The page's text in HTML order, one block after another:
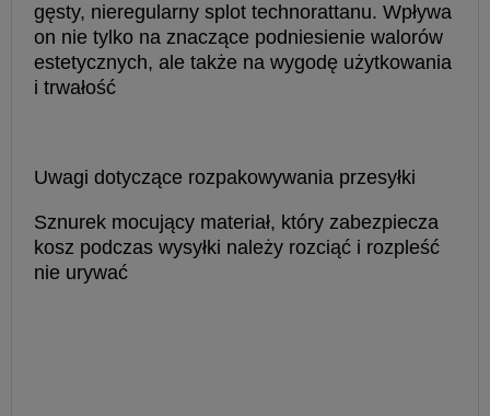
gęsty, nieregularny splot technorattanu. Wpływa
on nie tylko na znaczące podniesienie walorów
estetycznych, ale także na wygodę użytkowania
i trwałość
Uwagi dotyczące rozpakowywania przesyłki
Sznurek mocujący materiał, który zabezpiecza
kosz podczas wysyłki należy rozciąć i rozpleść
nie urywać